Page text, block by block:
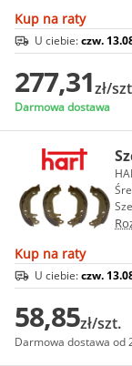
Kup na raty
U ciebie:czw.
277,31zł/
Darmowa dostawa
Kup na raty
U ciebie:czw.
58,85zł/szt.
Darmowa dostawa od